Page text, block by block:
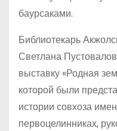
баурсаками.
Библиотекарь
Светлана
выставку «Родная
которой были
истории совхоза
первоцелинниках,